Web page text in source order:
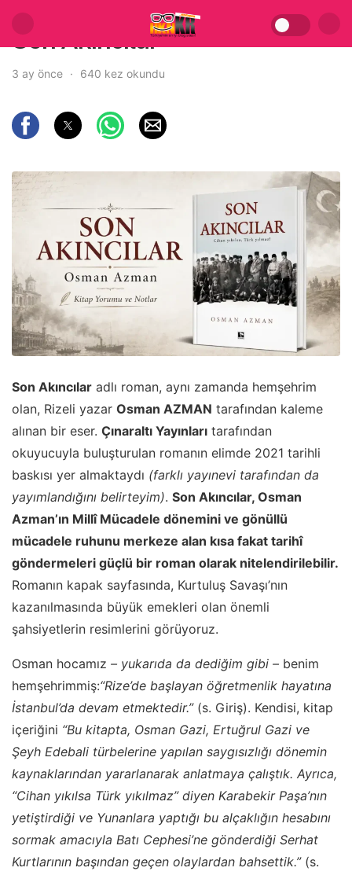
Son Akıncılar
3 ay önce 640 kez okundu
Son Akıncılar adlı roman, aynı zamanda hemşehrim
olan, Rizeli yazar Osman AZMAN tarafından kaleme
alınan bir eser. Çınaraltı Yayınları tarafından
okuyucuyla buluşturulan romanın elimde 2021 tarihli
baskısı yer almaktaydı (farklı yayınevi tarafından da
yayımlandığını belirteyim). Son Akıncılar, Osman
Azman’ın Millî Mücadele dönemini ve gönüllü
mücadele ruhunu merkeze alan kısa fakat tarihî
göndermeleri güçlü bir roman olarak nitelendirilebilir.
Romanın kapak sayfasında, Kurtuluş Savaşı’nın
kazanılmasında büyük emekleri olan önemli
şahsiyetlerin resimlerini görüyoruz.
Osman hocamız – yukarıda da dediğim gibi – benim
hemşehrimmiş:“Rize’de başlayan öğretmenlik hayatına
İstanbul’da devam etmektedir.”(s. Giriş). Kendisi, kitap
içeriğini “Bu kitapta, Osman Gazi, Ertuğrul Gazi ve
Şeyh Edebali türbelerine yapılan saygısızlığı dönemin
kaynaklarından yararlanarak anlatmaya çalıştık. Ayrıca,
“Cihan yıkılsa Türk yıkılmaz” diyen Karabekir Paşa’nın
yetiştirdiği ve Yunanlara yaptığı bu alçaklığın hesabını
sormak amacıyla Batı Cephesi’ne gönderdiği Serhat
Kurtlarının başından geçen olaylardan bahsettik.”(s.